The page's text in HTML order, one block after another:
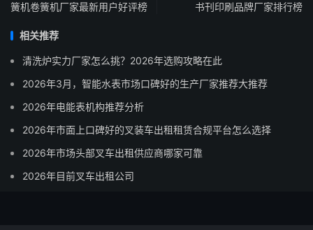
簧机卷簧机厂家最新用户好评榜
书刊印刷品牌厂家排行榜
相关推荐
清洗炉实力厂家怎么挑？2026年选购攻略在此
2026年3月，智能水表市场口碑好的生产厂家推荐大推荐
2026年电能表机构推荐分析
2026年市面上口碑好的叉装车出租租赁合规平台怎么选择
2026年市场头部叉车出租供应商哪家可靠
2026年目前叉车出租公司